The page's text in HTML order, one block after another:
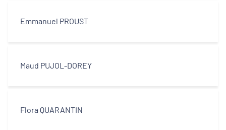
Emmanuel PROUST
Maud PUJOL-DOREY
Flora QUARANTIN